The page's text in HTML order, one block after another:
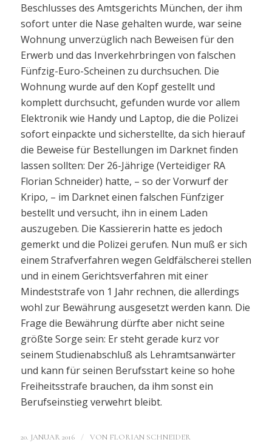
Beschlusses des Amtsgerichts München, der ihm
sofort unter die Nase gehalten wurde, war seine
Wohnung unverzüglich nach Beweisen für den
Erwerb und das Inverkehrbringen von falschen
Fünfzig-Euro-Scheinen zu durchsuchen. Die
Wohnung wurde auf den Kopf gestellt und
komplett durchsucht, gefunden wurde vor allem
Elektronik wie Handy und Laptop, die die Polizei
sofort einpackte und sicherstellte, da sich hierauf
die Beweise für Bestellungen im Darknet finden
lassen sollten: Der 26-Jährige (Verteidiger RA
Florian Schneider) hatte, – so der Vorwurf der
Kripo, – im Darknet einen falschen Fünfziger
bestellt und versucht, ihn in einem Laden
auszugeben. Die Kassiererin hatte es jedoch
gemerkt und die Polizei gerufen. Nun muß er sich
einem Strafverfahren wegen Geldfälscherei stellen
und in einem Gerichtsverfahren mit einer
Mindeststrafe von 1 Jahr rechnen, die allerdings
wohl zur Bewährung ausgesetzt werden kann. Die
Frage die Bewährung dürfte aber nicht seine
größte Sorge sein: Er steht gerade kurz vor
seinem Studienabschluß als Lehramtsanwärter
und kann für seinen Berufsstart keine so hohe
Freiheitsstrafe brauchen, da ihm sonst ein
Berufseinstieg verwehrt bleibt.
20. JANUAR 2016 / VON FLORIAN SCHNEIDER